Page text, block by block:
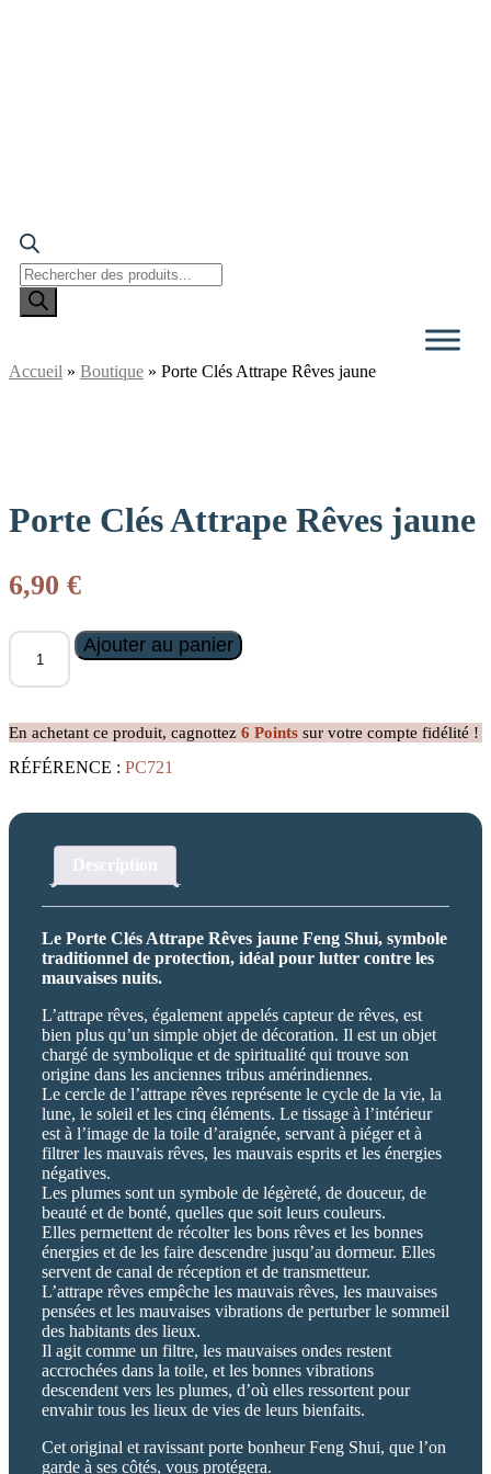
Recherche
de
Accueil » Boutique » Porte Clés Attrape Rêves jaune
Porte Clés Attrape Rêves jaune
6,90 €
quantité
Porte
Rêves
jaune
Ajouter au panier
En achetant ce produit, cagnottez 6 Points sur votre compte fidélité !
RÉFÉRENCE : PC721
Description
Le Porte Clés Attrape Rêves jaune Feng Shui, symbole
traditionnel de protection, idéal pour lutter contre les
mauvaises nuits.
L’attrape rêves, également appelés capteur de rêves, est
bien plus qu’un simple objet de décoration. Il est un objet
chargé de symbolique et de spiritualité qui trouve son
origine dans les anciennes tribus amérindiennes.
Le cercle de l’attrape rêves représente le cycle de la vie, la
lune, le soleil et les cinq éléments. Le tissage à l’intérieur
est à l’image de la toile d’araignée, servant à piéger et à
filtrer les mauvais rêves, les mauvais esprits et les énergies
négatives.
Les plumes sont un symbole de légèreté, de douceur, de
beauté et de bonté, quelles que soit leurs couleurs.
Elles permettent de récolter les bons rêves et les bonnes
énergies et de les faire descendre jusqu’au dormeur. Elles
servent de canal de réception et de transmetteur.
L’attrape rêves empêche les mauvais rêves, les mauvaises
pensées et les mauvaises vibrations de perturber le sommeil
des habitants des lieux.
Il agit comme un filtre, les mauvaises ondes restent
accrochées dans la toile, et les bonnes vibrations
descendent vers les plumes, d’où elles ressortent pour
envahir tous les lieux de vies de leurs bienfaits.
Cet original et ravissant porte bonheur Feng Shui, que l’on
garde à ses côtés, vous protégera.